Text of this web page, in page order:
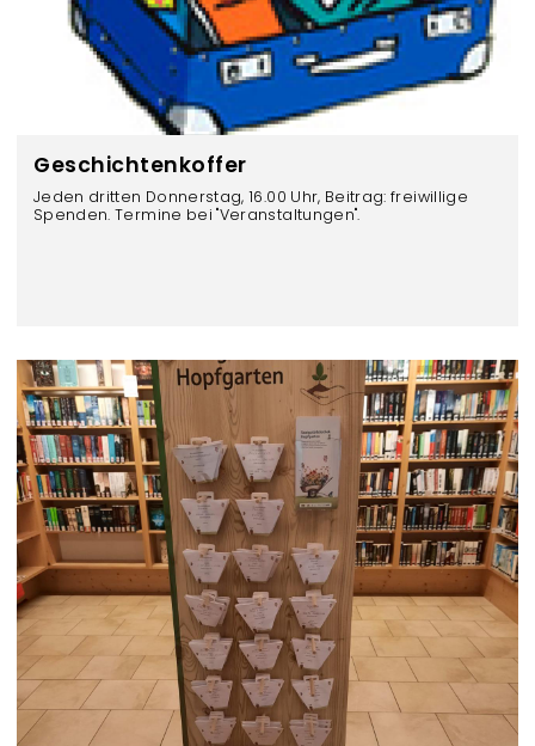
Geschichtenkoffer
Jeden dritten Donnerstag, 16.00 Uhr, Beitrag: freiwillige
Spenden. Termine bei "Veranstaltungen".